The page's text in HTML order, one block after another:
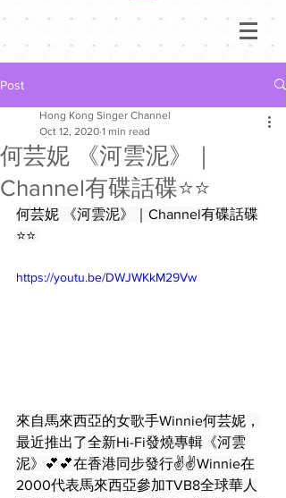
Post
何芸妮 《河雲泥》｜
Channel有碟話碟⭐️⭐️
Hong Kong Singer Channel
Oct 12, 2020 1 min read
何芸妮 《河雲泥》｜Channel有碟話碟
⭐️⭐️
https://youtu.be/DWJWKkM29Vw
來自馬來西亞的女歌手Winnie何芸妮，
最近推出了全新Hi-Fi發燒專輯《河雲
泥》💕💕在香港同步發行✌️✌️Winnie在
2000代表馬來西亞參加TVB8全球華人